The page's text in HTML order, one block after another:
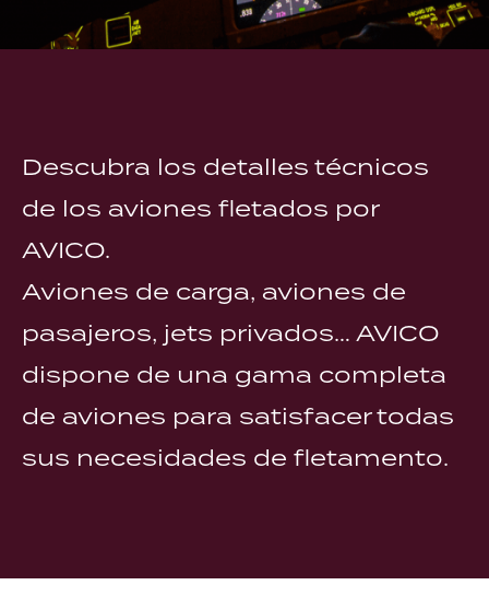
Descubra los detalles técnicos
de los aviones fletados por
AVICO.
Aviones de carga, aviones de
pasajeros, jets privados… AVICO
dispone de una gama completa
de aviones para satisfacer todas
sus necesidades de fletamento.